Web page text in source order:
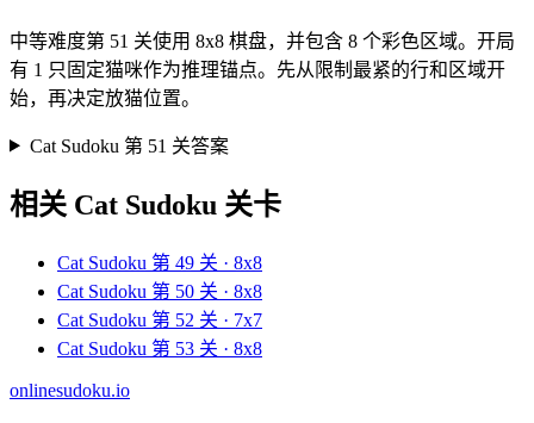
中等难度第 51 关使用 8x8 棋盘，并包含 8 个彩色区域。开局
有 1 只固定猫咪作为推理锚点。先从限制最紧的行和区域开
始，再决定放猫位置。
Cat Sudoku 第 51 关答案
相关 Cat Sudoku 关卡
Cat Sudoku 第 49 关 · 8x8
Cat Sudoku 第 50 关 · 8x8
Cat Sudoku 第 52 关 · 7x7
Cat Sudoku 第 53 关 · 8x8
onlinesudoku.io